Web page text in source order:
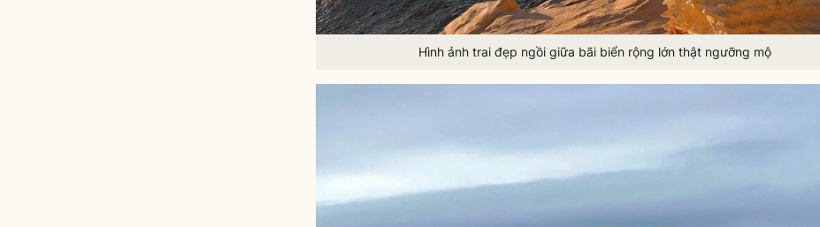
Hình ảnh trai đẹp ngồi giữa bãi biển rộng lớn thật ngưỡng mộ